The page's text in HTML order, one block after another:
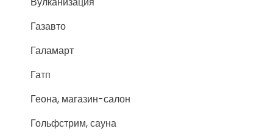
Газавто
Галамарт
Гатп
Геона, магазин-салон
Гольфстрим, сауна